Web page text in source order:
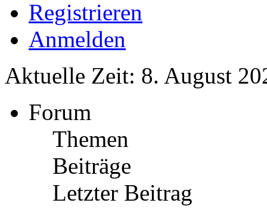
Registrieren
Anmelden
Aktuelle Zeit: 8. August
Forum
Themen
Beiträge
Letzter Beitrag